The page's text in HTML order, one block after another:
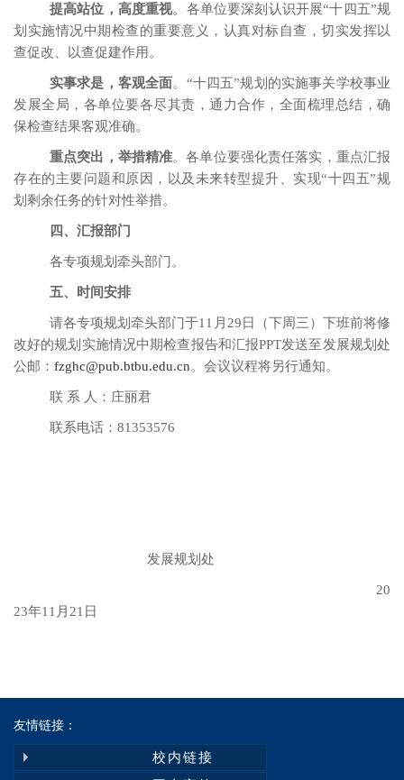
提高站位，高度重视。 各单位要深刻认识开展“十四五”规
划实施情况中期检查的重要意义，认真对标自查，切实发挥以
查促改、以查促建作用。
实事求是，客观全面。“十四五”规划的实施事关学校事业
发展全局，各单位要各尽其责，通力合作，全面梳理总结，确
保检查结果客观准确。
重点突出，举措精准。各单位要强化责任落实，重点汇报
存在的主要问题和原因，以及未来转型提升、实现“十四五”规
划剩余任务的针对性举措。
四、汇报部门
各专项规划牵头部门。
五、时间安排
请各专项规划牵头部门于11月29日（下周三）下班前将修
改好的规划实施情况中期检查报告和汇报PPT发送至发展规划处
公邮： fzghc@pub.btbu.edu.cn。会议议程将另行通知。
联 系 人：庄丽君
联系电话：81353576
发展规划处
20
23年11月21日
友情链接：
校内链接